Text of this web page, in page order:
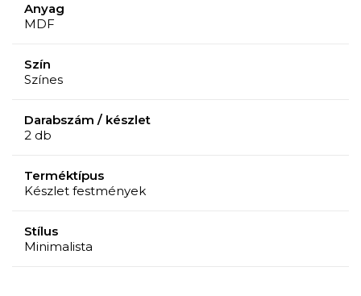
Anyag
MDF
Szín
Színes
Darabszám / készlet
2 db
Terméktípus
Készlet festmények
Stílus
Minimalista